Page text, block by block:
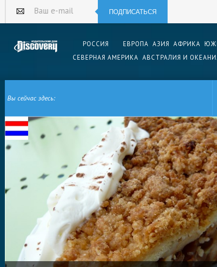
Ваш e-mail ПОДПИСАТЬСЯ
РОССИЯ ЕВРОПА АЗИЯ АФРИКА
СЕВЕРНАЯ АМЕРИКА АВСТРАЛИЯ И
Вы сейчас здесь:
ГЛАВНАЯ ЕВРОПА НИДЕРЛАНДЫ ГОЛЛАНДСКАЯ КУХНЯ